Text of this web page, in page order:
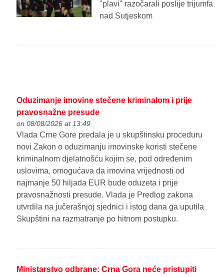
"plavi" razočarali poslije trijumfa
nad Sutjeskom
Oduzimanje imovine stečene kriminalom i prije
pravosnažne presude
on 08/08/2026 at 13:49
Vlada Crne Gore predala je u skupštinsku proceduru
novi Zakon o oduzimanju imovinske koristi stečene
kriminalnom djelatnošću kojim se, pod određenim
uslovima, omogućava da imovina vrijednosti od
najmanje 50 hiljada EUR bude oduzeta i prije
pravosnažnosti presude. Vlada je Predlog zakona
utvrdila na jučerašnjoj sjednici i istog dana ga uputila
Skupštini na razmatranje po hitnom postupku.
Ministarstvo odbrane: Crna Gora neće pristupiti